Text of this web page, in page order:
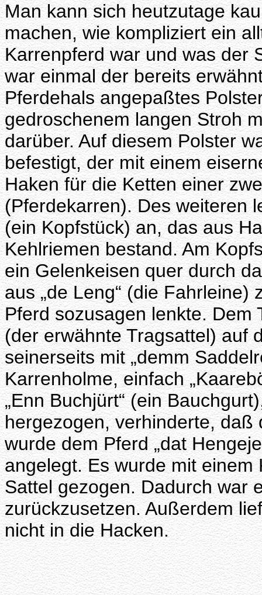
Man kann sich heutzutage
machen, wie kompliziert ein
Karrenpferd war und was der
war einmal der bereits
Pferdehals angepaßtes
gedroschenem langen Stroh
darüber. Auf diesem Polster
befestigt, der mit einem
Haken für die Ketten einer
(Pferdekarren). Des weiteren
(ein Kopfstück) an, das aus
Kehlriemen bestand. Am
ein Gelenkeisen quer durch
aus „de Leng“ (die
Pferd sozusagen lenkte. Dem
(der erwähnte Tragsattel) auf
seinerseits mit „demm
Karrenholme, einfach
„Enn Buchjürt“ (ein
hergezogen, verhinderte,
wurde dem Pferd „dat
angelegt. Es wurde mit
Sattel gezogen. Dadurch war
zurückzusetzen. Außerdem
nicht in die Hacken.